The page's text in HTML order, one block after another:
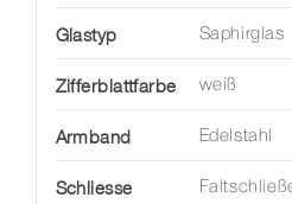
Glastyp Saphirglas
Zifferblattfarbe weiß
Armband Edelstahl
Schliesse